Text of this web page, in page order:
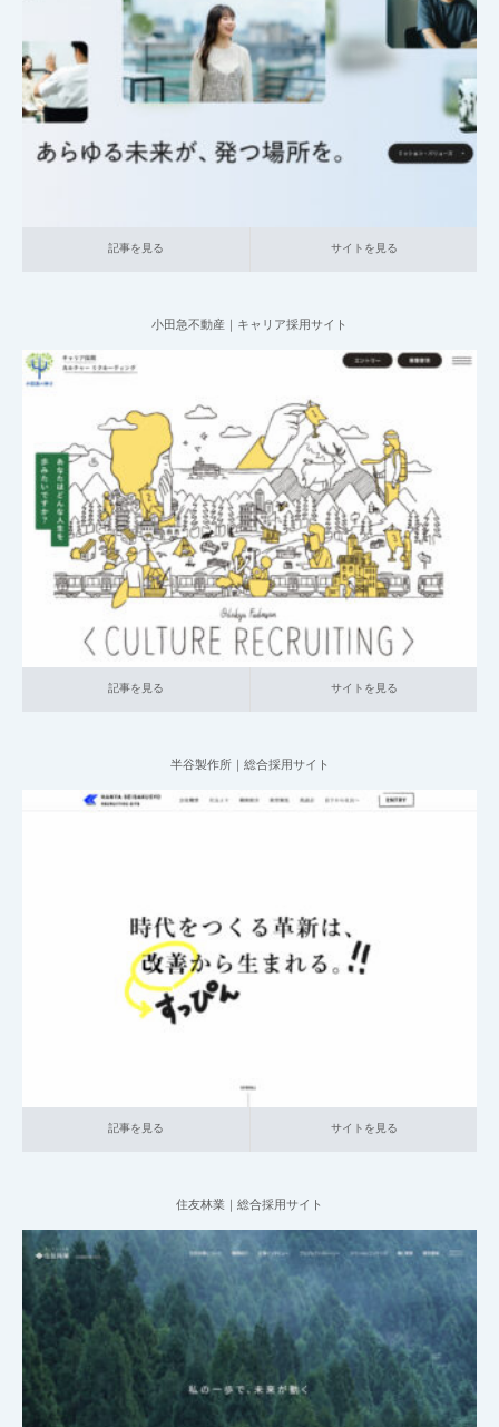
2025.06.20
004_総合採用サイト 007_ネットサービス関連 中小企業の採用サイト
記事を見る サイトを見る
記事を見る サイトを見る
小田急不動産｜キャリア採用サイト
2025.06.20
004_総合採用サイト 020_不動産 大企業の採用サイト
記事を見る サイトを見る
記事を見る サイトを見る
半谷製作所｜総合採用サイト
004_総合採用サイト 002_自動車関連 中小企業の採用サイト
地方の企業
記事を見る サイトを見る
記事を見る サイトを見る
住友林業｜総合採用サイト
2025.06.20
004_総合採用サイト 019_建設 大企業の採用サイト
記事を見る